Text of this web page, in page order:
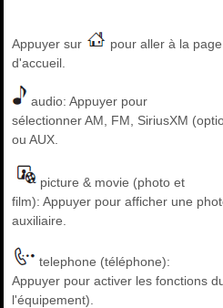
Appuyer sur
pour aller à la page
d'accueil.
audio: Appuyer pour
sélectionner AM, FM, SiriusXM
ou AUX.
picture & movie (photo et
film): Appuyer pour afficher une
auxiliaire.
telephone (téléphone):
Appuyer pour activer les fonctions
l'équipement).